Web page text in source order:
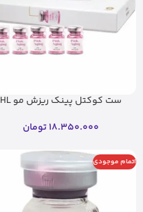
ست کوکتل پینک ریزش مو HL
18.350.000تومان
اتمام موجودی